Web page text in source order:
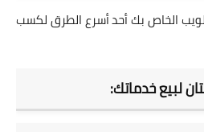
الخاص بك أحد أسرع الطرق لكسب
لبيع خدماتك: